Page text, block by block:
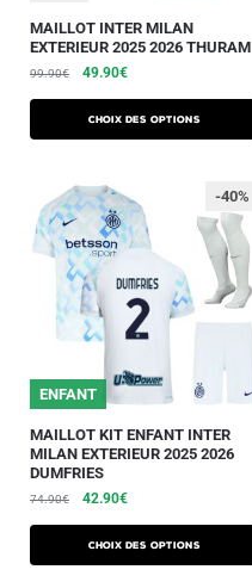
MAILLOT INTER MILAN
EXTERIEUR 2025 2026 THURAM
99.90€ 49.90€
Choix des options
ENFANT
-40%
MAILLOT KIT ENFANT INTER
MILAN EXTERIEUR 2025 2026
DUMFRIES
74.90€ 42.90€
Choix des options